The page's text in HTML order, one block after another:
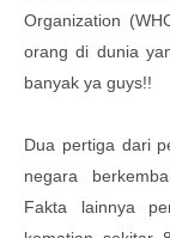
Organization
orang di dunia
banyak ya guys!!
Dua pertiga dari
negara
Fakta lainnya